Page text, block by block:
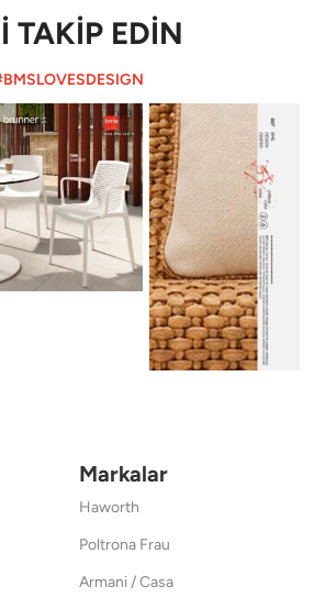
TAKİP EDİN
Markalar
Haworth
Poltrona Frau
Armani / Casa